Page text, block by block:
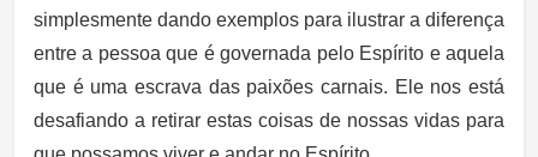
simplesmente dando exemplos para ilustrar a diferença
entre a pessoa que é governada pelo Espírito e aquela
que é uma escrava das paixões carnais. Ele nos está
desafiando a retirar estas coisas de nossas vidas para